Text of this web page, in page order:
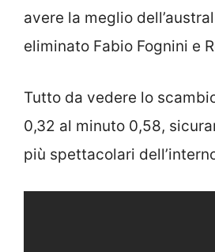
avere la meglio
eliminato Fabio Fognini e
Tutto da vedere lo
0,32 al minuto 0,58,
più spettacolari